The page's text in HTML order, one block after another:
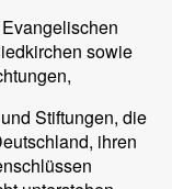
sowie
Stiftungen, die
ihren